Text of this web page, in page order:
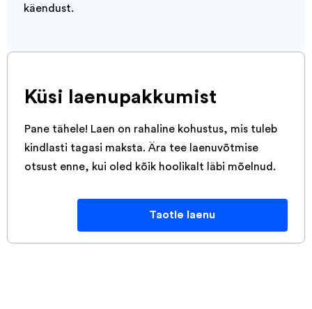
käendust.
Küsi laenupakkumist
Pane tähele! Laen on rahaline kohustus, mis tuleb
kindlasti tagasi maksta. Ära tee laenuvõtmise
otsust enne, kui oled kõik hoolikalt läbi mõelnud.
Taotle laenu